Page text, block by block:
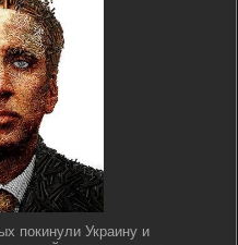
покинули Украину и